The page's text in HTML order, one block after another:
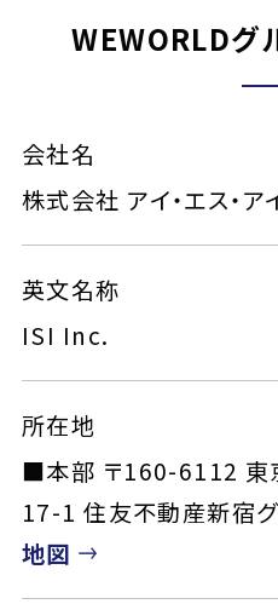
WEWORLDグ
会社名
株式会社 アイ・エス・ア
英文名称
ISI Inc.
所在地
■本部 〒160-6112 東
17-1 住友不動産新宿
地図